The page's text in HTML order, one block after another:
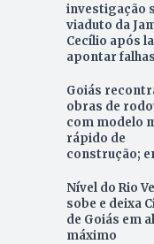
investigação
viaduto da
Cecílio após
apontar falhas
Goiás
obras de
com modelo
rápido de
construção;
Nível do Rio
sobe e deixa
de Goiás em
máximo